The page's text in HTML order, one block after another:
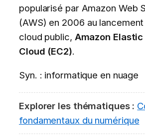
popularisé par Amazon Web
(AWS) en 2006 au
cloud public, Amazon
Cloud (EC2).
Syn. : informatique en nuage
Explorer les thématiques :
fondamentaux du numérique